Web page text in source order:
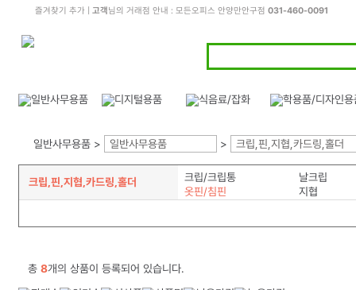
즐겨찾기 추가| 고객님의 거래점 안내 : 모든오피스 안양만안구점 031-460-0091
일반사무용품 > 일반사무용품 > 크립,핀,지협,카드링,홀더
크립,핀,지협,카드링,홀더 크립/크립통
날크립
옷핀/침핀
지협
총 8개의 상품이 등록되어 있습니다.